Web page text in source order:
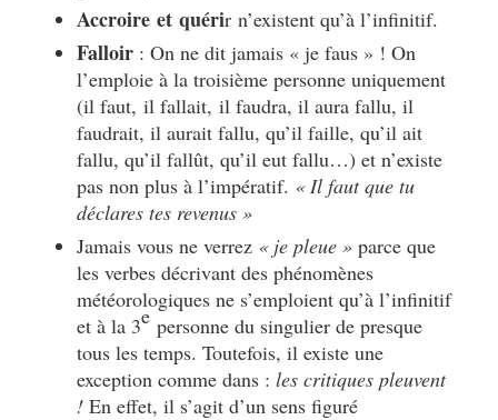
Accroire et quérir n’existent qu’à l’infinitif.
Falloir : On ne dit jamais « je faus » ! On
l’emploie à la troisième personne uniquement
(il faut, il fallait, il faudra, il aura fallu, il
faudrait, il aurait fallu, qu’il faille, qu’il ait
fallu, qu’il fallût, qu’il eut fallu…) et n’existe
pas non plus à l’impératif. « Il faut que tu
déclares tes revenus »
Jamais vous ne verrez « je pleue » parce que
les verbes décrivant des phénomènes
météorologiques ne s’emploient qu’à l’infinitif
et à la 3e personne du singulier de presque
tous les temps. Toutefois, il existe une
exception comme dans : les critiques pleuvent
! En effet, il s’agit d’un sens figuré